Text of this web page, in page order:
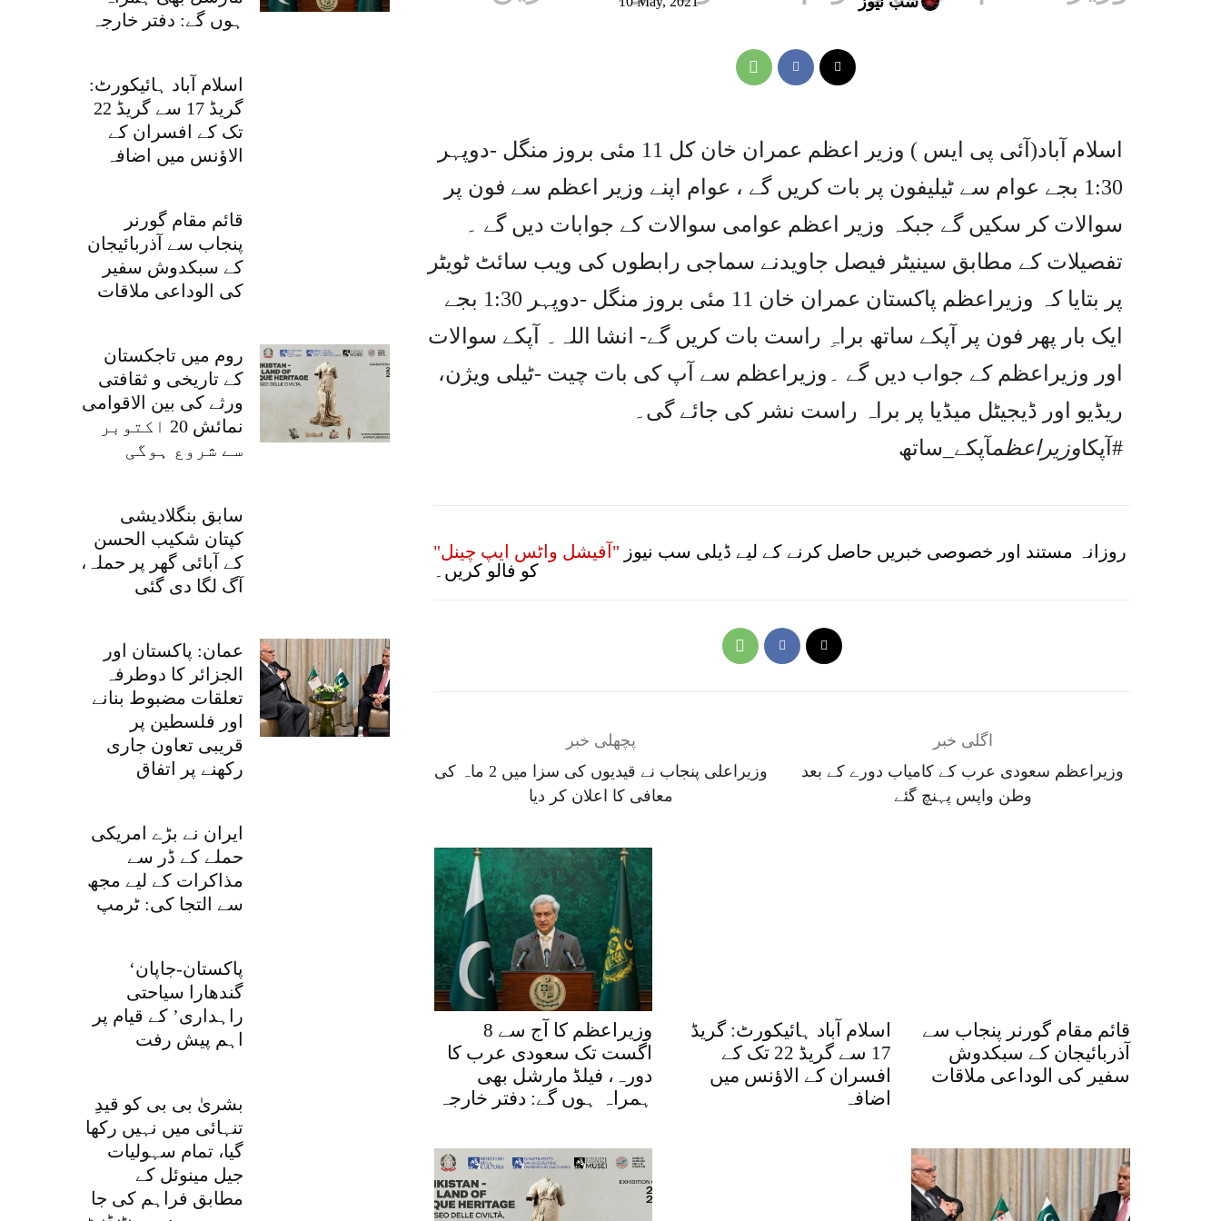
ہوں گے: دفتر خارجہ
اسلام آباد ہائیکورٹ:
گریڈ 17 سے گریڈ 22
تک کے افسران کے
الاؤنس میں اضافہ
قائم مقام گورنر
پنجاب سے آذربائیجان
کے سبکدوش سفیر
کی الوداعی ملاقات
روم میں تاجکستان
کے تاریخی و ثقافتی
ورثے کی بین الاقوامی
نمائش 20 اکتوبر
سے شروع ہوگی
سابق بنگلادیشی
کپتان شکیب الحسن
کے آبائی گھر پر حملہ،
آگ لگا دی گئی
عمان: پاکستان اور
الجزائر کا دوطرفہ
تعلقات مضبوط بنانے
اور فلسطین پر
قریبی تعاون جاری
رکھنے پر اتفاق
ایران نے بڑے امریکی
حملے کے ڈر سے
مذاکرات کے لیے مجھ
سے التجا کی: ٹرمپ
‘پاکستان-جاپان
گندھارا سیاحتی
راہداری’ کے قیام پر
اہم پیش رفت
بشریٰ بی بی کو قیدِ
تنہائی میں نہیں رکھا
گیا، تمام سہولیات
جیل مینوئل کے
مطابق فراہم کی جا
اسلام آباد(آئی پی ایس ) وزیر اعظم عمران خان کل 11 مئی بروز منگل -دوپہر
1:30 بجے عوام سے ٹیلیفون پر بات کریں گے ، عوام اپنے وزیر اعظم سے فون پر
سوالات کر سکیں گے جبکہ وزیر اعظم عوامی سوالات کے جوابات دیں گے ۔
تفصیلات کے مطابق سینیٹر فیصل جاویدنے سماجی رابطوں کی ویب سائٹ ٹویٹر
پر بتایا کہ وزیراعظم پاکستان عمران خان 11 مئی بروز منگل -دوپہر 1:30 بجے
ایک بار پھر فون پر آپکے ساتھ براہِ راست بات کریں گے- انشا اللہ۔ آپکے سوالات
اور وزیراعظم کے جواب دیں گے ۔وزیراعظم سے آپ کی بات چیت -ٹیلی ویژن،
ریڈیو اور ڈیجیٹل میڈیا پر براہ راست نشر کی جائے گی۔
#آپکاوزیراعظمآپکے_ساتھ
روزانہ مستند اور خصوصی خبریں حاصل کرنے کے لیے ڈیلی سب نیوز "آفیشل واٹس ایپ چینل"
کو فالو کریں۔
پچھلی خبر
وزیراعلی پنجاب نے قیدیوں کی سزا میں 2 ماہ کی
معافی کا اعلان کر دیا
اگلی خبر
وزیراعظم سعودی عرب کے کامیاب دورے کے بعد
وطن واپس پہنچ گئے
وزیراعظم کا آج سے 8
اگست تک سعودی عرب کا
دورہ، فیلڈ مارشل بھی
ہمراہ ہوں گے: دفتر خارجہ
اسلام آباد ہائیکورٹ: گریڈ
17 سے گریڈ 22 تک کے
افسران کے الاؤنس میں
اضافہ
قائم مقام گورنر پنجاب سے
آذربائیجان کے سبکدوش
سفیر کی الوداعی ملاقات